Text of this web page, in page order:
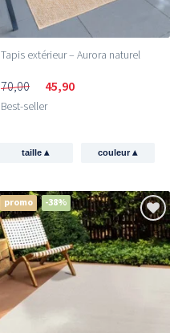
Tapis extérieur – Aurora naturel
70,00 45,90
Best-seller
taille▴ couleur▴
promo -38%